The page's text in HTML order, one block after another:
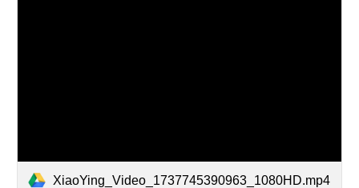
XiaoYing_Video_1737745390963_1080HD.mp4